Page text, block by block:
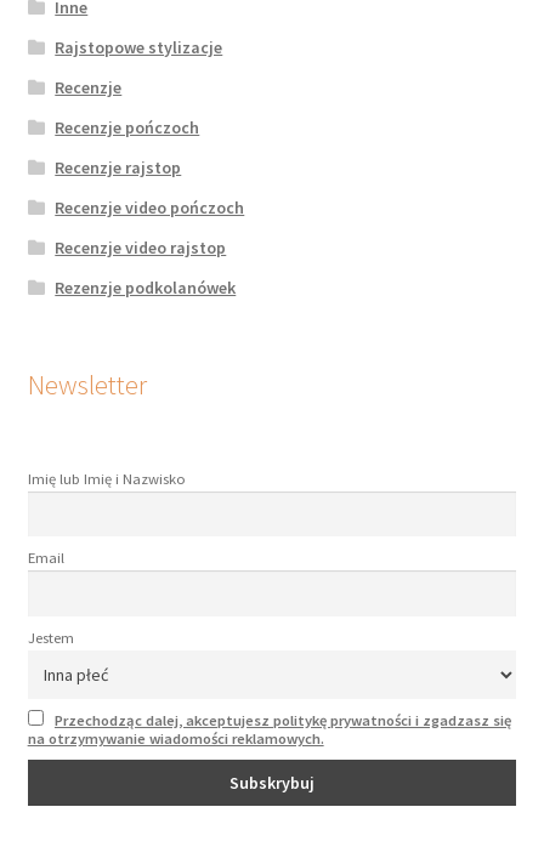
Inne
Rajstopowe stylizacje
Recenzje
Recenzje pończoch
Recenzje rajstop
Recenzje video pończoch
Recenzje video rajstop
Rezenzje podkolanówek
Newsletter
Imię lub Imię i Nazwisko
Email
Jestem
Przechodząc dalej, akceptujesz politykę prywatności i zgadzasz się
na otrzymywanie wiadomości reklamowych.